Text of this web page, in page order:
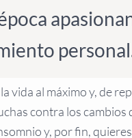
vida al máximo y, de
contra los cambios
y, por fin,